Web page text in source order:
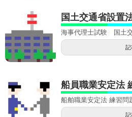
国土交通省設置
海事代理士試験 国土
記
船員職業安定法
船舶職業安定法 練習問
記